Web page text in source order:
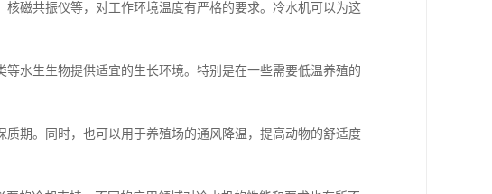
磁共振仪等，对工作环境温度有严格的要求。冷水机可以为这
水生生物提供适宜的生长环境。特别是在一些需要低温养殖的
期。同时，也可以用于养殖场的通风降温，提高动物的舒适度